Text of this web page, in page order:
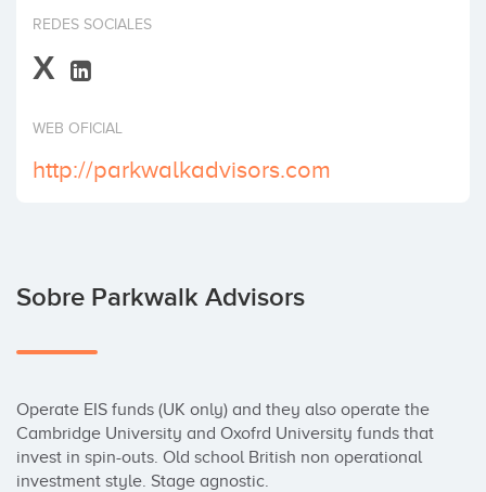
Invertir
REDES SOCIALES
X
WEB OFICIAL
http://parkwalkadvisors.com
Sobre Parkwalk Advisors
Operate EIS funds (UK only) and they also operate the
Cambridge University and Oxofrd University funds that
invest in spin-outs. Old school British non operational
investment style. Stage agnostic.